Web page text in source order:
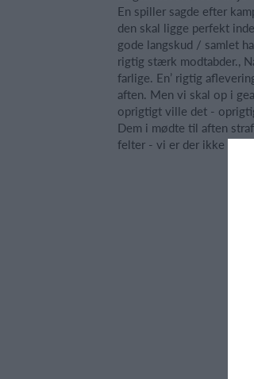
En spiller sagde efter
den skal ligge perfekt
gode langskud / samlet
rigtig stærk modtabder.,
farlige. En’ rigtig
aften. Men vi skal op i
oprigtigt ville det -
Dem i mødte til aften
felter - vi er der ikke